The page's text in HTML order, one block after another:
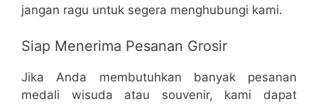
jangan ragu untuk segera menghubungi kami.
Siap Menerima Pesanan Grosir
Jika Anda membutuhkan banyak pesanan
medali wisuda atau souvenir, kami dapat